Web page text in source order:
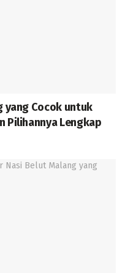
yang Cocok untuk
Pilihannya Lengkap